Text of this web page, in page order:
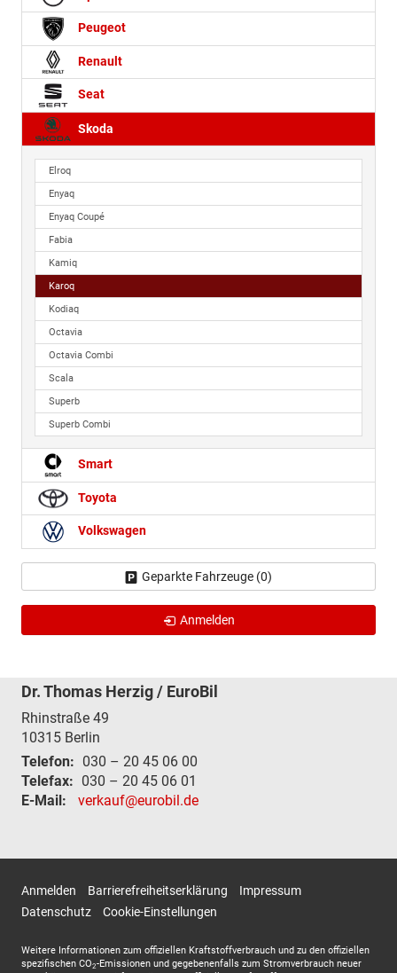
Peugeot
Renault
Seat
Skoda
Elroq
Enyaq
Enyaq Coupé
Fabia
Kamiq
Karoq
Kodiaq
Octavia
Octavia Combi
Scala
Superb
Superb Combi
Smart
Toyota
Volkswagen
Geparkte Fahrzeuge (0)
Anmelden
Dr. Thomas Herzig / EuroBil
Rhinstraße 49
10315 Berlin
Telefon: 030 – 20 45 06 00
Telefax: 030 – 20 45 06 01
E-Mail:
verkauf@eurobil.de
Anmelden Barrierefreiheitserklärung
Impressum
Datenschutz
Cookie-Einstellungen
Weitere Informationen zum offiziellen Kraftstoffverbrauch und zu den offiziellen
spezifischen CO2-Emissionen und gegebenenfalls zum Stromverbrauch neuer